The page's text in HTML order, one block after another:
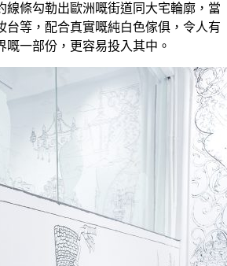
線條勾勒出歐洲嘅街道同大宅輪廓，當
台等，配合真實嘅純白色傢俱，令人有
嘅一部份，更容易投入其中。